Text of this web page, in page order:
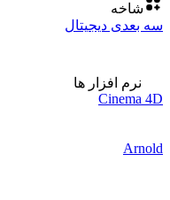
شاخه
سه بعدی دیجیتال
نرم افزار ها
Cinema 4D
Arnold